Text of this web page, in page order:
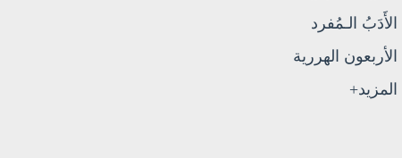
الأَدَبُ الـمُفرد
الأربعون الهررية
المزيد+